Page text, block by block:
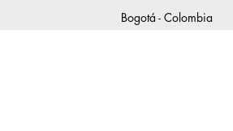
Bogotá - Colombia